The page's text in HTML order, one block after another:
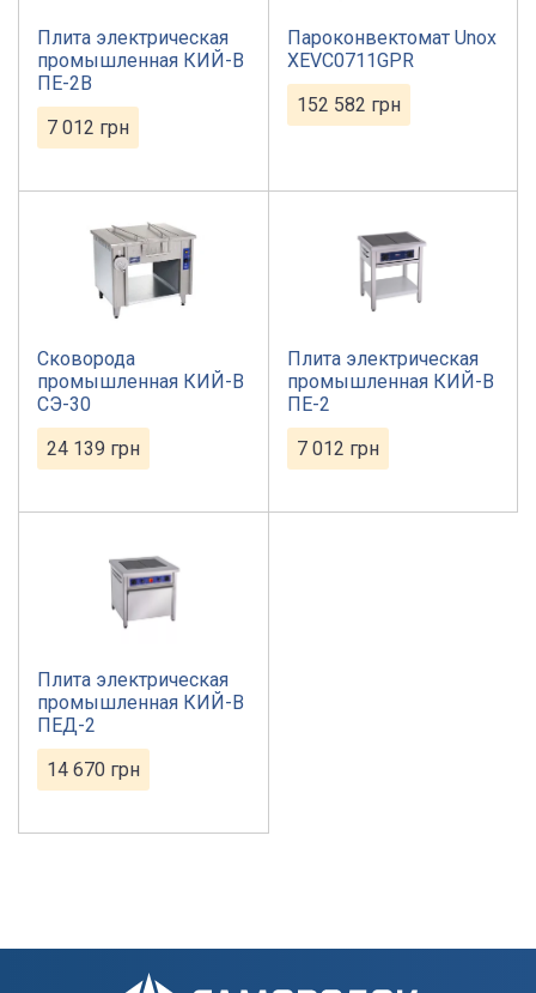
Плита электрическая
промышленная КИЙ-В
ПЕ-2В
7 012 грн
Пароконвектомат Unox
XEVC0711GPR
152 582 грн
Сковорода
промышленная КИЙ-В
СЭ-30
24 139 грн
Плита электрическая
промышленная КИЙ-В
ПЕ-2
7 012 грн
Плита электрическая
промышленная КИЙ-В
ПЕД-2
14 670 грн